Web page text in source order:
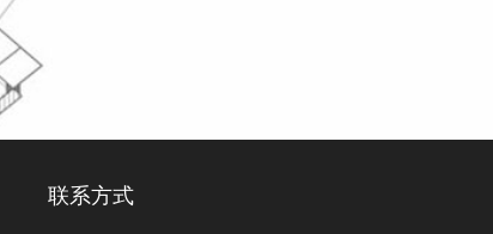
联系方式